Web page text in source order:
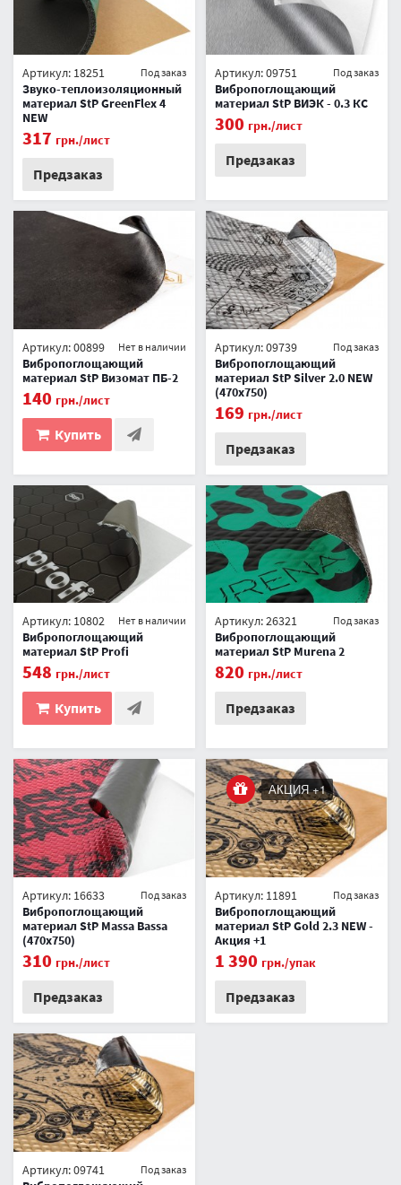
Артикул: 18251 Под заказ
Звуко-теплоизоляционный
материал StP GreenFlex 4
NEW
317 грн./лист
Предзаказ
Артикул: 09751 Под заказ
Вибропоглощающий
материал StP ВИЭК - 0.3 КС
300 грн./лист
Предзаказ
Артикул: 00899 Нет в наличии
Вибропоглощающий
материал StP Визомат ПБ-2
140 грн./лист
Купить
Артикул: 09739 Под заказ
Вибропоглощающий
материал StP Silver 2.0 NEW
(470х750)
169 грн./лист
Предзаказ
Артикул: 10802 Нет в наличии
Вибропоглощающий
материал StP Profi
548 грн./лист
Купить
Артикул: 26321 Под заказ
Вибропоглощающий
материал StP Murena 2
820 грн./лист
Предзаказ
Артикул: 16633 Под заказ
Вибропоглощающий
материал StP Massa Bassa
(470x750)
310 грн./лист
Предзаказ
АКЦИЯ +1
Артикул: 11891 Под заказ
Вибропоглощающий
материал StP Gold 2.3 NEW -
Акция +1
1 390 грн./упак
Предзаказ
Артикул: 09741 Под заказ